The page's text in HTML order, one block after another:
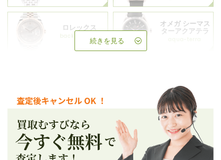
ロレックス
backup_rolex
オメガ シーマス
ターアクアテラ
続きを見る